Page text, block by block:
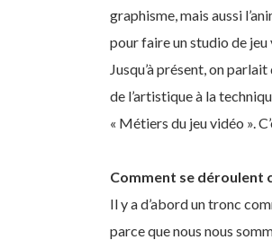
graphisme, mais aussi
pour faire un studio de jeu
Jusqu’à présent, on
de l’artistique à la
« Métiers du jeu vidéo ».
Comment se déroulent
Il y a d’abord un tronc
parce que nous nous